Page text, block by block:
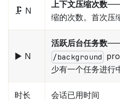
🗜️ N
上下文压缩次数——
缩的次数。首次压
▶ N
活跃后台任务数——
/background
少有一个任务进行
时长 会话已用时间